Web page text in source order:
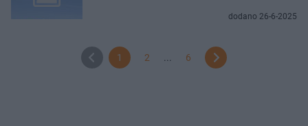
dodano 26-6-2025
1 2 ... 6